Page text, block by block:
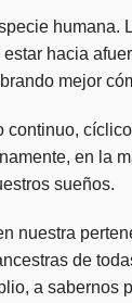
humana.
hacia
mejor
continuo,
en la
sueños.
nuestra
de
a sabernos